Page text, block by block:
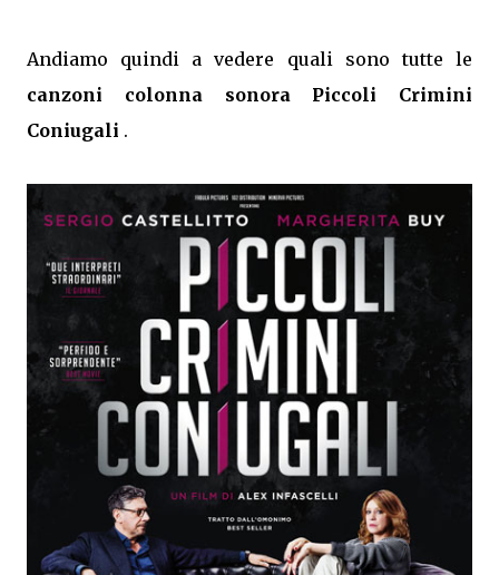
Andiamo quindi a vedere quali sono tutte le
canzoni colonna sonora Piccoli Crimini
Coniugali .